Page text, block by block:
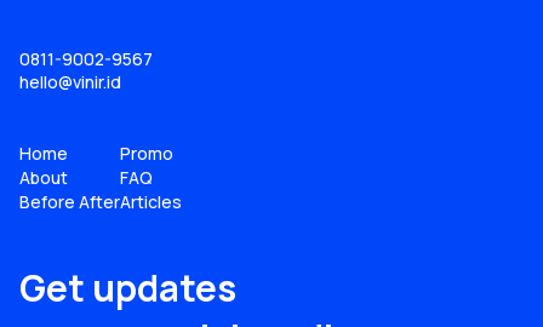
0811-9002-9567
hello@vinir.id
Home
About
Before After
Promo
FAQ
Articles
Get updates